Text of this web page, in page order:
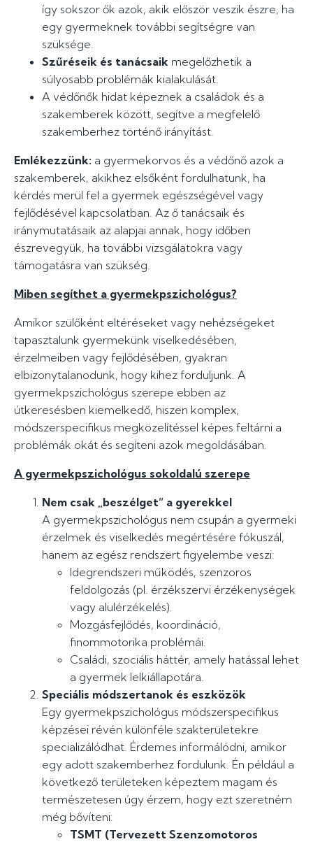
így sokszor ők azok, akik először veszik észre, ha
egy gyermeknek további segítségre van
szüksége.
Szűréseik és tanácsaik megelőzhetik a
súlyosabb problémák kialakulását.
A védőnők hidat képeznek a családok és a
szakemberek között, segítve a megfelelő
szakemberhez történő irányítást.
Emlékezzünk: a gyermekorvos és a védőnő azok a
szakemberek, akikhez elsőként fordulhatunk, ha
kérdés merül fel a gyermek egészségével vagy
fejlődésével kapcsolatban. Az ő tanácsaik és
iránymutatásaik az alapjai annak, hogy időben
észrevegyük, ha további vizsgálatokra vagy
támogatásra van szükség.
Miben segíthet a gyermekpszichológus?
Amikor szülőként eltéréseket vagy nehézségeket
tapasztalunk gyermekünk viselkedésében,
érzelmeiben vagy fejlődésében, gyakran
elbizonytalanodunk, hogy kihez forduljunk. A
gyermekpszichológus szerepe ebben az
útkeresésben kiemelkedő, hiszen komplex,
módszerspecifikus megközelítéssel képes feltárni a
problémák okát és segíteni azok megoldásában.
A gyermekpszichológus sokoldalú szerepe
Nem csak „beszélget” a gyerekkel
A gyermekpszichológus nem csupán a gyermeki
érzelmek és viselkedés megértésére fókuszál,
hanem az egész rendszert figyelembe veszi:
Idegrendszeri működés, szenzoros
feldolgozás (pl. érzékszervi érzékenységek
vagy alulérzékelés).
Mozgásfejlődés, koordináció,
finommotorika problémái.
Családi, szociális háttér, amely hatással lehet
a gyermek lelkiállapotára.
Speciális módszertanok és eszközök
Egy gyermekpszichológus módszerspecifikus
képzései révén különféle szakterületekre
specializálódhat. Érdemes informálódni, amikor
egy adott szakemberhez fordulunk. Én például a
következő területeken képeztem magam és
természetesen úgy érzem, hogy ezt szeretném
még bővíteni:
TSMT (Tervezett Szenzomotoros